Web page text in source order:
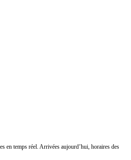
en temps réel. Arrivées aujourd’hui, horaires des